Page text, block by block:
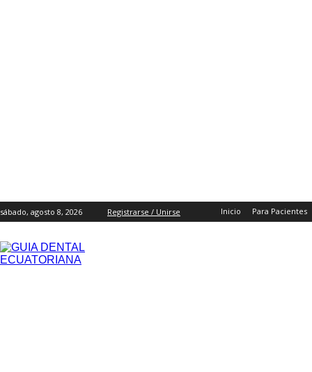
sábado, agosto 8, 2026 Registrarse / Unirse Inicio Para Pacientes